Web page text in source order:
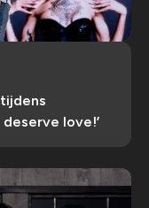
deserve love!’